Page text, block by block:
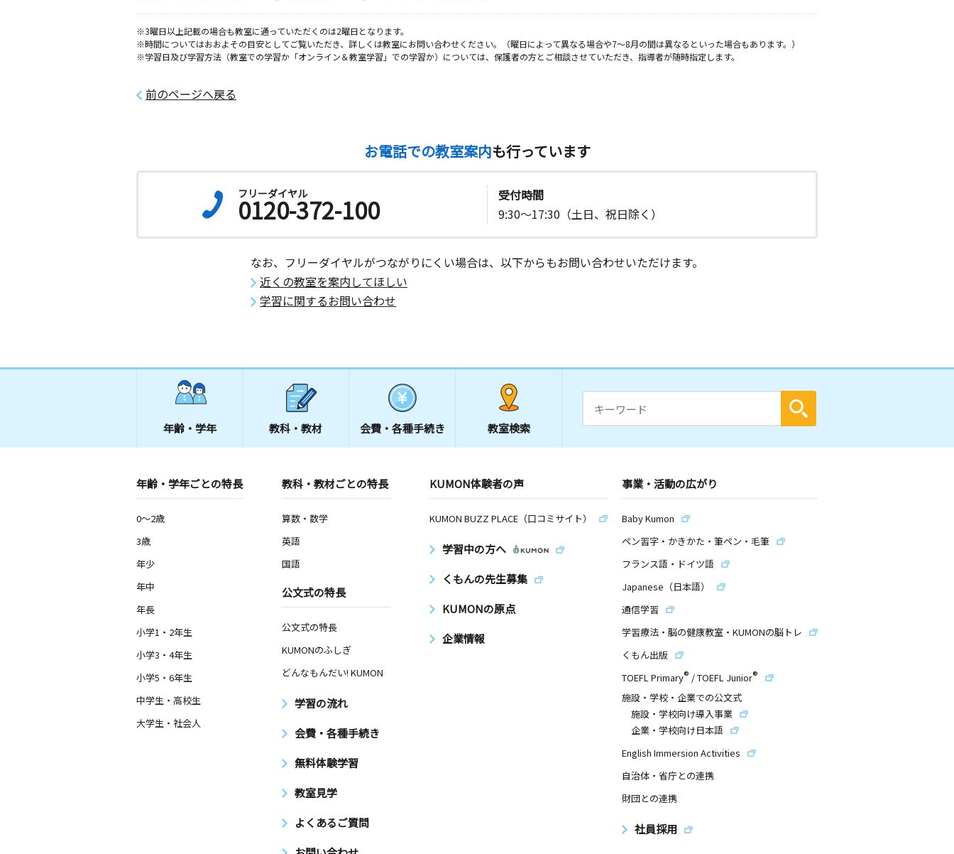
※3曜日以上記載の場合も教室に通っていただくのは2曜日となります。
※時間についてはおおよその目安としてご覧いただき、詳しくは教室にお問い合わせください。（曜日によって異なる場合や7～8月の間は異なるといった場合もあります。）
※学習日及び学習方法（教室での学習か「オンライン＆教室学習」での学習か）については、保護者の方とご相談させていただき、指導者が随時指定します。
前のページへ戻る
お電話での教室案内も行っています
フリーダイヤル
0120-372-100
受付時間
9:30～17:30（土日、祝日除く）
なお、フリーダイヤルがつながりにくい場合は、以下からもお問い合わせいただけます。
近くの教室を案内してほしい
学習に関するお問い合わせ
年齢・学年 教科・教材 会費・ 各種手続き 教室検索
年齢・学年ごとの特長
0～2歳
3歳
年少
年中
年長
小学1・2年生
小学3・4年生
小学5・6年生
中学生・高校生
大学生・社会人
教科・教材ごとの特長
算数・数学
英語
国語
公文式の特長
公文式の特長
KUMONのふしぎ
どんなもんだい! KUMON
学習の流れ
会費・各種手続き
無料体験学習
教室見学
よくあるご質問
KUMON体験者の声
KUMON BUZZ PLACE（口コミサイト）
学習中の方へ
くもんの先生募集
KUMONの原点
企業情報
事業・活動の広がり
Baby Kumon
ペン習字・かきかた・筆ペン・毛筆
フランス語・ドイツ語
Japanese（日本語）
通信学習
学習療法・脳の健康教室・KUMONの脳トレ
くもん出版
TOEFL Primary® /TOEFL Junior®
施設・学校・企業での公文式
施設・学校向け導入事業
企業・学校向け日本語
English Immersion Activities
自治体・省庁との連携
財団との連携
社員採用